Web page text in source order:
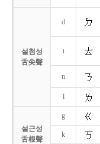
설첨성
舌尖聲
d
t
n
l
설근성
舌根聲
g
k